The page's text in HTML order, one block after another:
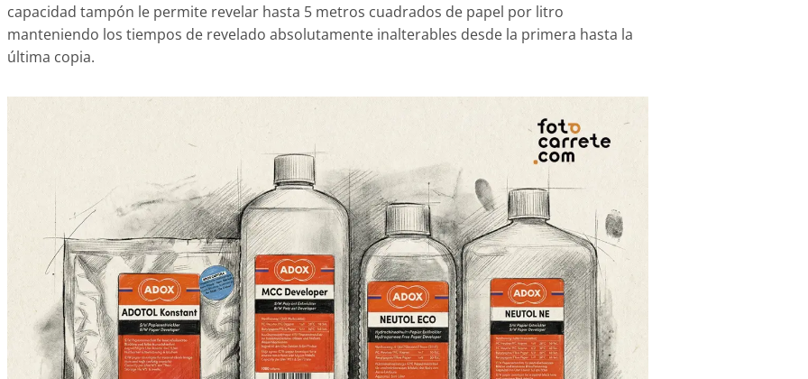
capacidad tampón le permite revelar hasta 5 metros cuadrados de papel por litro
manteniendo los tiempos de revelado absolutamente inalterables desde la primera hasta la
última copia.